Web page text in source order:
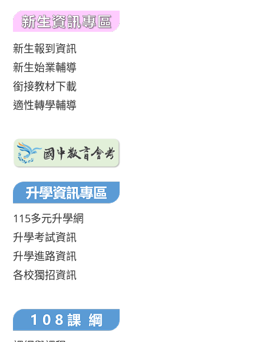
新生報到資訊
新生始業輔導
銜接教材下載
適性轉學輔導
115多元升學網
升學考試資訊
升學進路資訊
各校獨招資訊